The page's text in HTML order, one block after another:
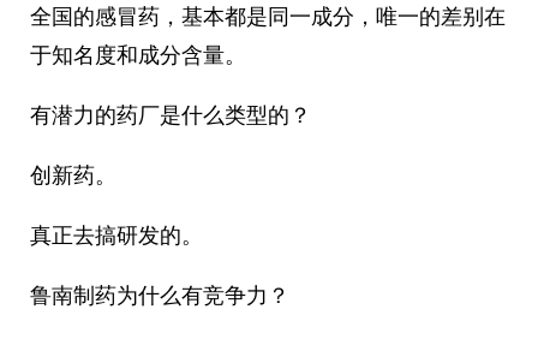
全国的感冒药，基本都是同一成分，唯一的差别在
于知名度和成分含量。
有潜力的药厂是什么类型的？
创新药。
真正去搞研发的。
鲁南制药为什么有竞争力？